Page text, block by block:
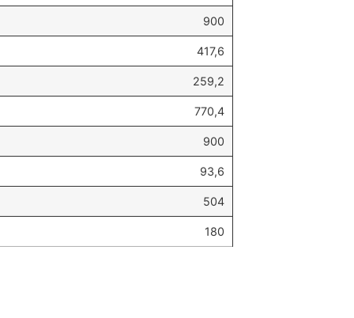
900
417,6
259,2
770,4
900
93,6
504
180